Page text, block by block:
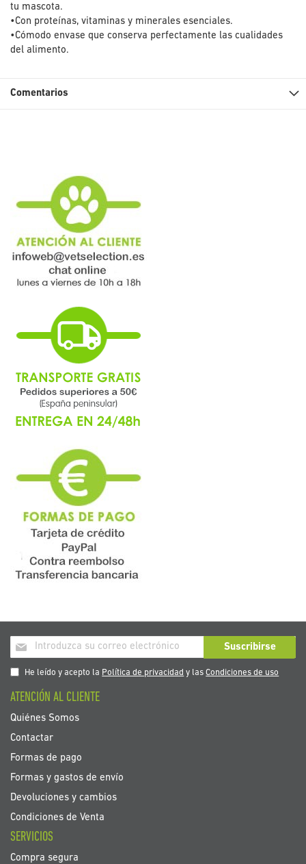
tu mascota.
•Con proteínas, vitaminas y minerales esenciales.
•Cómodo envase que conserva perfectamente las cualidades
del alimento.
Comentarios
Inscríbase
a
nuestro
de
noticias:
Suscribirse
He leído y acepto la Política de privacidad y lasCondiciones de uso
ATENCIÓN AL CLIENTE
Quiénes Somos
Contactar
Formas de pago
Formas y gastos de envío
Devoluciones y cambios
Condiciones de Venta
SERVICIOS
Compra segura